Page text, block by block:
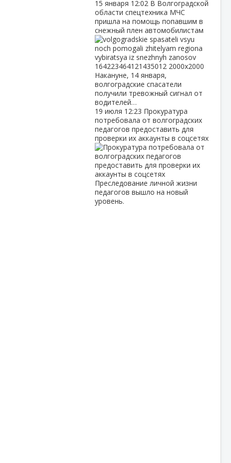
15 января 12:02 В Волгоградской
области спецтехника МЧС
пришла на помощь попавшим в
снежный плен автомобилистам
Накануне, 14 января,
волгоградские спасатели
получили тревожный сигнал от
водителей…
19 июля 12:23 Прокуратура
потребовала от волгоградских
педагогов предоставить для
проверки их аккаунты в соцсетях
Преследование личной жизни
педагогов вышло на новый
уровень.